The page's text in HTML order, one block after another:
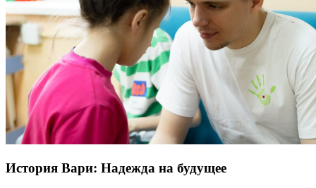
История Вари: Надежда на будущее